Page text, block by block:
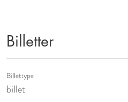
Billetter
Billettype
billet